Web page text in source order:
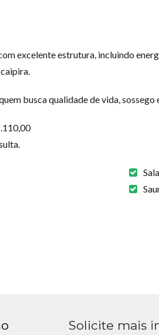
excelente estrutura, incluindo
busca qualidade de vida,
Solicite mais